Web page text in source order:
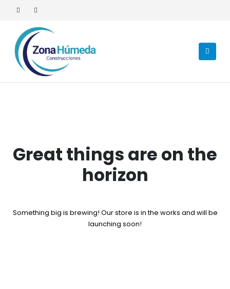
Great things are on the
horizon
Something big is brewing! Our store is in the works and will be
launching soon!